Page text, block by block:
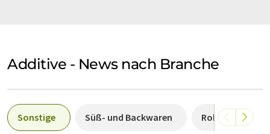
Additive - News nach Branche
Sonstige Süß- und Backwaren Rohstoffe und